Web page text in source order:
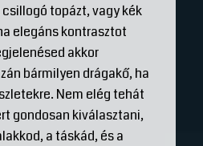
topázt, vagy kék
elegáns kontrasztot
akkor
bármilyen drágakő, ha
Nem elég tehát
gondosan kiválasztani,
a táskád, és a